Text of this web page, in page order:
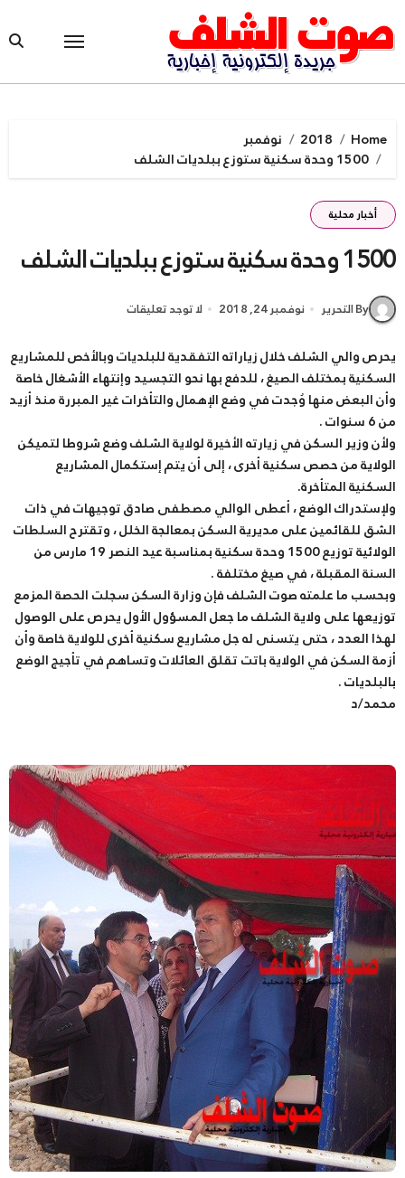
to
content
Home
2018
نوفمبر
1500 وحدة سكنية ستوزع ببلديات الشلف
أخبار محلية
1500 وحدة سكنية ستوزع ببلديات الشلف
By التحرير نوفمبر 24, 2018 لا توجد تعليقات
يحرص والي الشلف خلال زياراته التفقدية للبلديات وبالأخص للمشاريع
السكنية بمختلف الصيغ ، للدفع بها نحو التجسيد وإنتهاء الأشغال خاصة
وأن البعض منها وُجدت في وضع الإهمال والتأخرات غير المبررة منذ أزيد
من 6 سنوات .
ولأن وزير السكن في زيارته الأخيرة لولاية الشلف وضع شروطا لتميكن
الولاية من حصص سكنية أخرى ، إلى أن يتم إستكمال المشاريع
السكنية المتأخرة.
ولإستدراك الوضع ، أعطى الوالي مصطفى صادق توجيهات في ذات
الشق للقائمين على مديرية السكن بمعالجة الخلل ، وتقترح السلطات
الولائية توزيع 1500 وحدة سكنية بمناسبة عيد النصر 19 مارس من
السنة المقبلة ، في صيغ مختلفة .
وبحسب ما علمته صوت الشلف فإن وزارة السكن سجلت الحصة المزمع
توزيعها على ولاية الشلف ما جعل المسؤول الأول يحرص على الوصول
لهذا العدد ، حتى يتسنى له جل مشاريع سكنية أخرى للولاية خاصة وأن
أزمة السكن في الولاية باتت تقلق العائلات وتساهم في تأجيج الوضع
بالبلديات .
محمد/د